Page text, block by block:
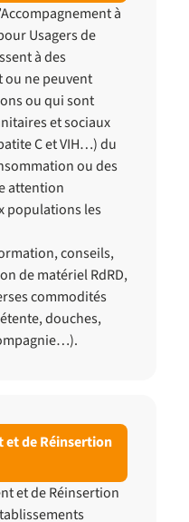
à
Usagers de
à des
ou ne peuvent
ou qui sont
et sociaux
C et VIH…) du
ou des
attention
populations les
conseils,
de matériel RdRD,
commodités
douches,
et de Réinsertion
et de Réinsertion